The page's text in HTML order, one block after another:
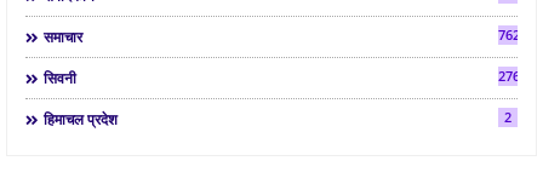
समाचार 7624
सिवनी 2763
हिमाचल प्रदेश 2